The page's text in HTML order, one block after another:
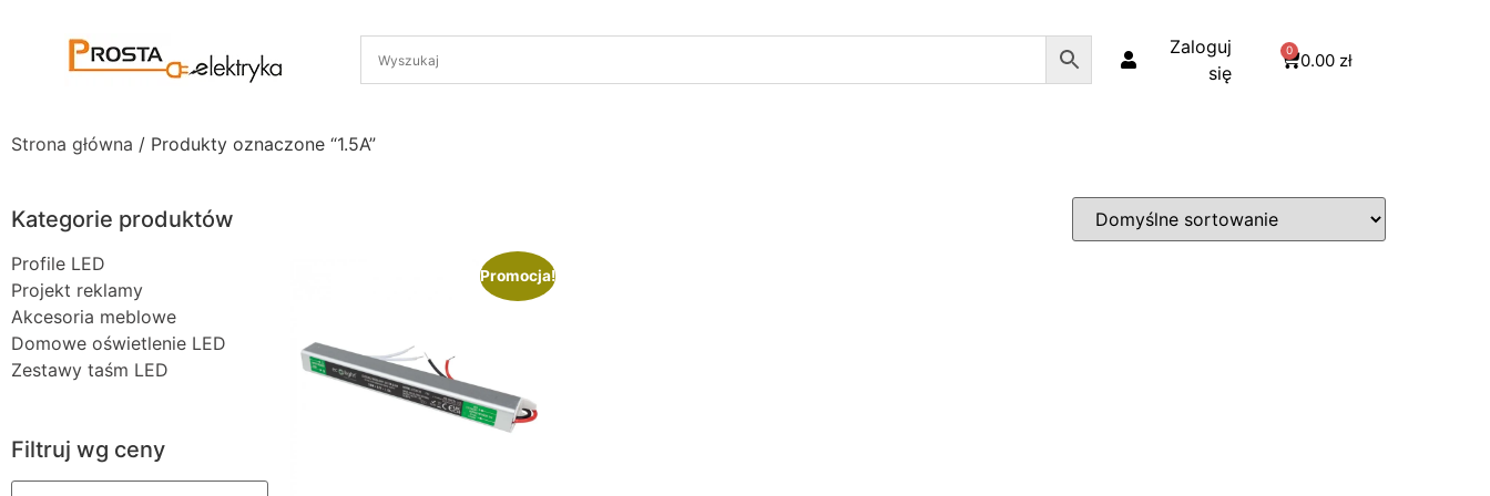
Zaloguj
się
0.00 zł
0
Strona główna / Produkty oznaczone “1.5A”
Kategorie produktów
Profile LED
Projekt reklamy
Akcesoria meblowe
Domowe oświetlenie LED
Zestawy taśm LED
Filtruj wg ceny
Promocja!